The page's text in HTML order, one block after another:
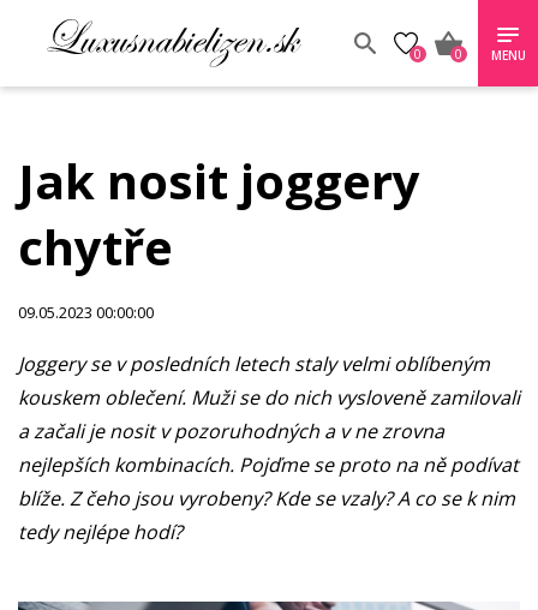
0 0 MENU
Jak nosit joggery
chytře
09.05.2023 00:00:00
Joggery se v posledních letech staly velmi oblíbeným
kouskem oblečení. Muži se do nich vysloveně zamilovali
a začali je nosit v pozoruhodných a v ne zrovna
nejlepších kombinacích. Pojďme se proto na ně podívat
blíže. Z čeho jsou vyrobeny? Kde se vzaly? A co se k nim
tedy nejlépe hodí?